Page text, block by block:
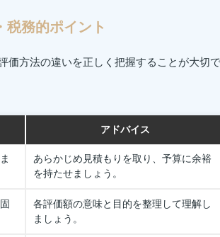
税務的ポイント
価方法の違いを正しく把握することが大切で
アドバイス
あらかじめ見積もりを取り、予算に余裕
を持たせましょう。
各評価額の意味と目的を整理して理解し
ましょう。